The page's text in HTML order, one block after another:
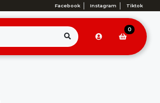
Facebook Instagram Tiktok
0